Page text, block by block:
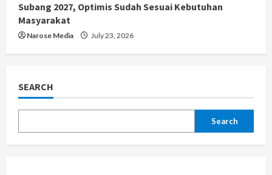
Subang 2027, Optimis Sudah Sesuai Kebutuhan
Masyarakat
Narose Media July 23, 2026
SEARCH
Search